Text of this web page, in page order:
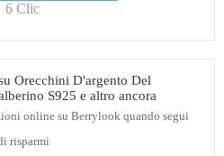
6 Clic
Orecchini D'argento Del
S925 e altro ancora
online su Berrylook quando segui
risparmi